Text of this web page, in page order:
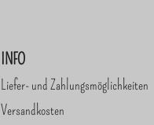
INFO
Liefer- und Zahlungsmöglichkeiten
Versandkosten